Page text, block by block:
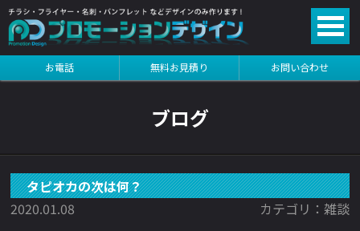
お電話 無料お見積り お問い合わせ
ブログ
タピオカの次は何？
2020.01.08
カテゴリ：雑談